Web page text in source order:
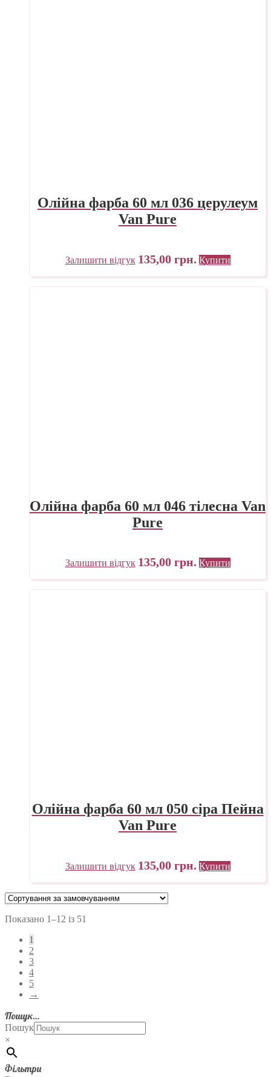
Олійна фарба 60 мл 036 церулеум
Van Pure
Залишити відгук 135,00 грн. Купити
Олійна фарба 60 мл 046 тілесна Van
Pure
Залишити відгук 135,00 грн. Купити
Олійна фарба 60 мл 050 сіра Пейна
Van Pure
Залишити відгук 135,00 грн. Купити
Показано 1–12 із 51
1
2
3
4
5
→
Пошук…
Пошук
×
Фільтри